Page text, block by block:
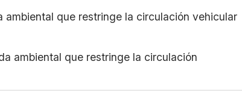
Linkedin
Whatsapp
Pequeño
ambiental que restringe la circulación